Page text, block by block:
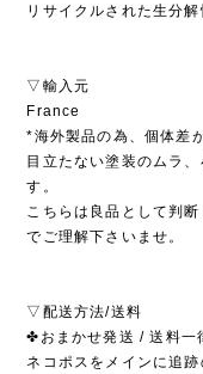
リサイクルされた生分
▽輸入元
France
*海外製品の為、個体差
目立たない塗装のムラ
す。
こちらは良品として判
でご理解下さいませ。
▽配送方法/送料
✤おまかせ発送 / 送料一
ネコポスをメインに追